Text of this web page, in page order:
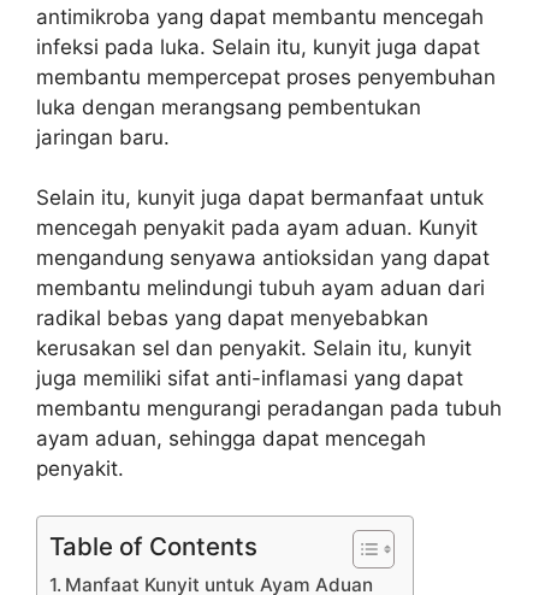
antimikroba yang dapat membantu mencegah
infeksi pada luka. Selain itu, kunyit juga dapat
membantu mempercepat proses penyembuhan
luka dengan merangsang pembentukan
jaringan baru.
Selain itu, kunyit juga dapat bermanfaat untuk
mencegah penyakit pada ayam aduan. Kunyit
mengandung senyawa antioksidan yang dapat
membantu melindungi tubuh ayam aduan dari
radikal bebas yang dapat menyebabkan
kerusakan sel dan penyakit. Selain itu, kunyit
juga memiliki sifat anti-inflamasi yang dapat
membantu mengurangi peradangan pada tubuh
ayam aduan, sehingga dapat mencegah
penyakit.
Table of Contents
Manfaat Kunyit untuk Ayam Aduan